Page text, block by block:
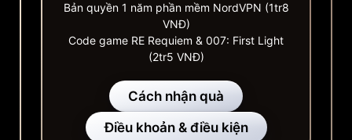
Bản quyền 1 năm phần mềm NordVPN (1tr8
VNĐ)
Code game RE Requiem & 007: First Light
(2tr5 VNĐ)
Cách nhận quà
Điều khoản & điều kiện